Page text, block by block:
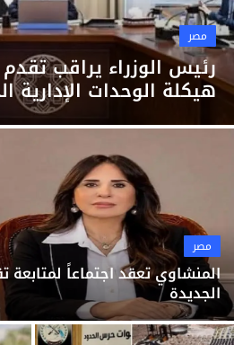
الرياضة
اقتصاد
تكنولوجيا
التعليم
منوعات
مصر
رئيس الوزراء يراقب
هيكلة الوحدات الإدارية
مصر
المنشاوي تعقد اجتماعاً
الجديدة